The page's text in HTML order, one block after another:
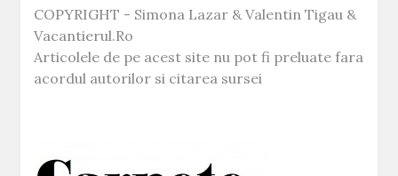
COPYRIGHT - Simona Lazar & Valentin Tigau &
Vacantierul.Ro
Articolele de pe acest site nu pot fi preluate fara
acordul autorilor si citarea sursei